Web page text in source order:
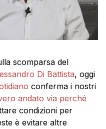
scomparsa del
Di Battista, oggi
conferma i nostri
andato via perché
condizioni per
è evitare altre